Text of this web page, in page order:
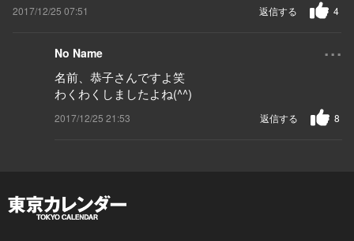
2017/12/25 07:51 4
返信する
No Name ...
名前、恭子さんですよ笑
わくわくしましたよね(^^)
2017/12/25 21:53 8
返信する